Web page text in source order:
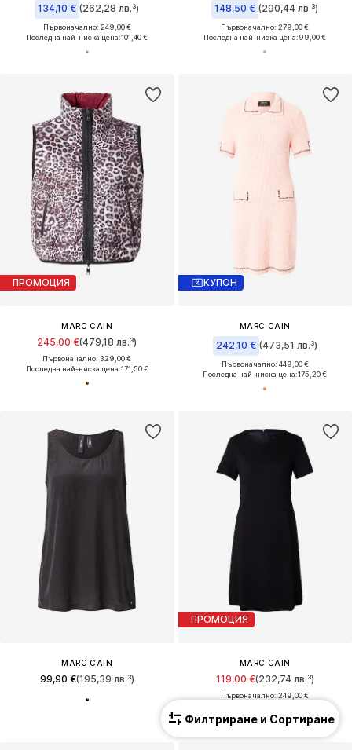
134,10 € (262,28 лв.³)
Първоначално: 249,00 €
Последна най-ниска цена:101,40 €
148,50 € (290,44 лв.³)
Първоначално: 279,00 €
Последна най-ниска цена:99,00 €
ПРОМОЦИЯ
MARC CAIN
245,00 €(479,18 лв.³)
Първоначално: 329,00 €
Последна най-ниска цена:171,50 €
КУПОН
MARC CAIN
242,10 € (473,51 лв.³)
Първоначално: 449,00 €
Последна най-ниска цена:175,20 €
MARC CAIN
99,90 €(195,39 лв.³)
ПРОМОЦИЯ
MARC CAIN
119,00 €(232,74 лв.³)
Първоначално: 249,00 €
Филтриране и Сортиране